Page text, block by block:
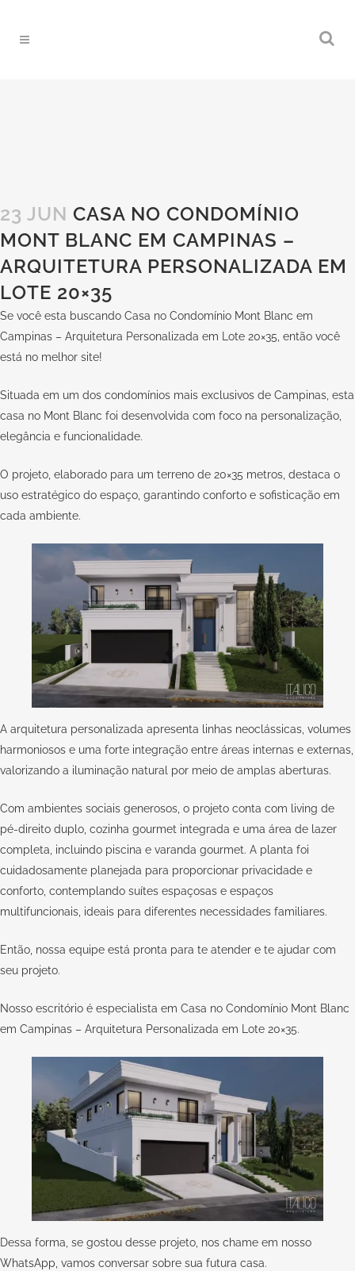
23 JUN CASA NO CONDOMÍNIO
MONT BLANC EM CAMPINAS –
ARQUITETURA PERSONALIZADA EM
LOTE 20×35
Se você esta buscando Casa no Condomínio Mont Blanc em
Campinas – Arquitetura Personalizada em Lote 20×35, então você
está no melhor site!
Situada em um dos condomínios mais exclusivos de Campinas, esta
casa no Mont Blanc foi desenvolvida com foco na personalização,
elegância e funcionalidade.
O projeto, elaborado para um terreno de 20×35 metros, destaca o
uso estratégico do espaço, garantindo conforto e sofisticação em
cada ambiente.
A arquitetura personalizada apresenta linhas neoclássicas, volumes
harmoniosos e uma forte integração entre áreas internas e externas,
valorizando a iluminação natural por meio de amplas aberturas.
Com ambientes sociais generosos, o projeto conta com living de
pé-direito duplo, cozinha gourmet integrada e uma área de lazer
completa, incluindo piscina e varanda gourmet. A planta foi
cuidadosamente planejada para proporcionar privacidade e
conforto, contemplando suítes espaçosas e espaços
multifuncionais, ideais para diferentes necessidades familiares.
Então, nossa equipe está pronta para te atender e te ajudar com
seu projeto.
Nosso escritório é especialista em Casa no Condomínio Mont Blanc
em Campinas – Arquitetura Personalizada em Lote 20×35.
Dessa forma, se gostou desse projeto, nos chame em nosso
WhatsApp, vamos conversar sobre sua futura casa.